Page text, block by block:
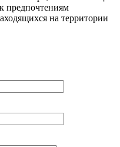
предпочтениям
на территории